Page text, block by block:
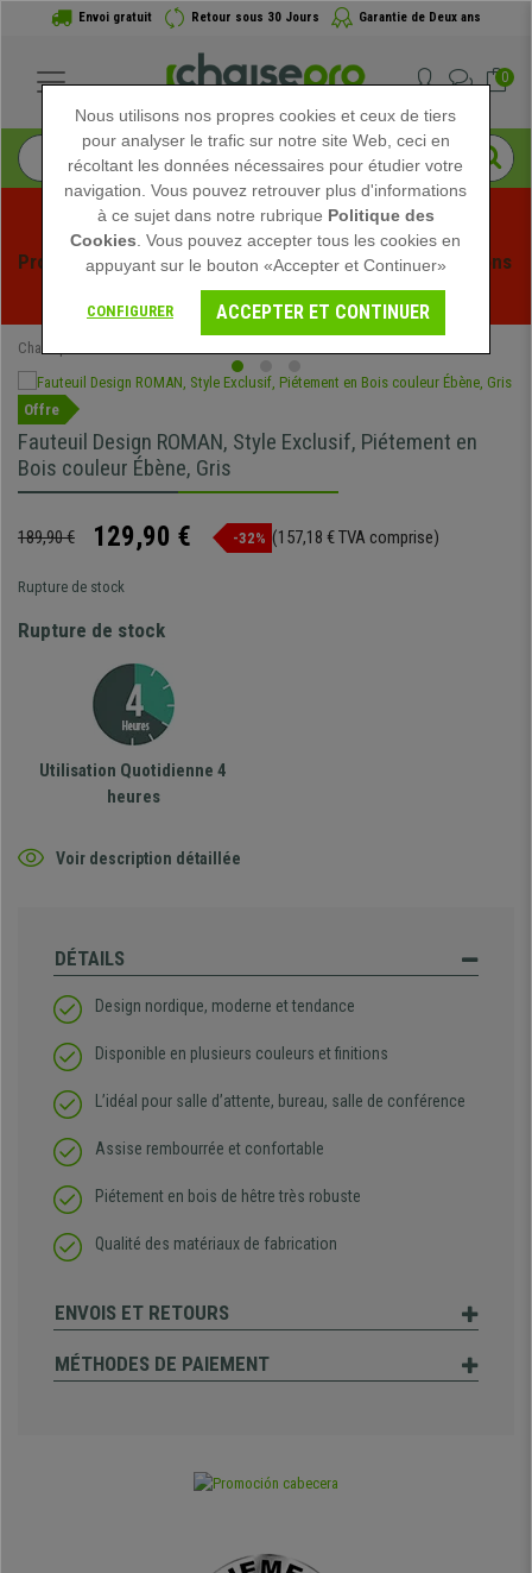
Envoi gratuit Retour sous 30 Jours Garantie de Deux ans
0
Profitez des soldes d'été chez Chaisepro ! Des réductions
exclusives pour une durée limitée - Voir l'offre
Chaisepro
Offre
Fauteuil Design ROMAN, Style Exclusif, Piétement en
Bois couleur Ébène, Gris
189,90 € 129,90 € -32% (157,18 € TVA comprise)
Rupture de stock
Rupture de stock
Utilisation Quotidienne 4
heures
Voir description détaillée
DÉTAILS
Design nordique, moderne et tendance
Disponible en plusieurs couleurs et finitions
L’idéal pour salle d’attente, bureau, salle de conférence
Assise rembourrée et confortable
Piétement en bois de hêtre très robuste
Qualité des matériaux de fabrication
ENVOIS ET RETOURS
MÉTHODES DE PAIEMENT
Nous utilisons nos propres cookies et ceux de tiers
pour analyser le trafic sur notre site Web, ceci en
récoltant les données nécessaires pour étudier votre
navigation. Vous pouvez retrouver plus d'informations
à ce sujet dans notre rubrique Politique des
Cookies . Vous pouvez accepter tous les cookies en
appuyant sur le bouton «Accepter et Continuer»
CONFIGURER ACCEPTER ET CONTINUER